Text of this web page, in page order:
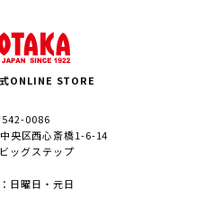
ONLINE STORE
542-0086
央区西心斎橋1-6-14
ッグステップ
日曜日・元日